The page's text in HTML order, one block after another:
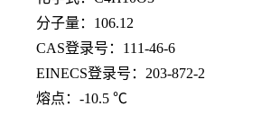
分子量： 106.12
CAS登录号：111-46-6
EINECS登录号：203-872-2
熔点： -10.5 ℃